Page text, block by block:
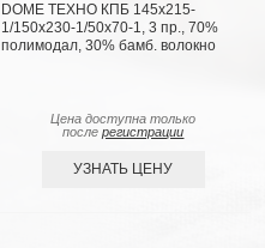
DOME ТЕХНО КПБ 145х215-
1/150х230-1/50х70-1, 3 пр., 70%
полимодал, 30% бамб. волокно
Цена доступна только
послерегистрации
УЗНАТЬ ЦЕНУ